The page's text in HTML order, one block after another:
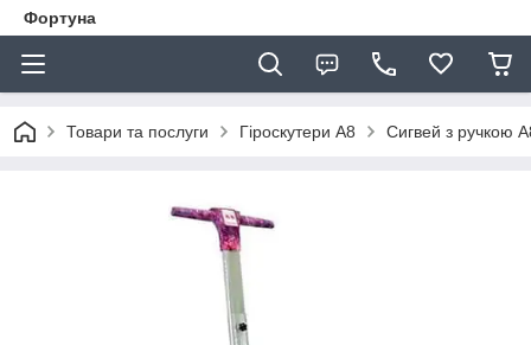
Фортуна
Товари та послуги Гіроскутери А8 Сигвей з ручкою